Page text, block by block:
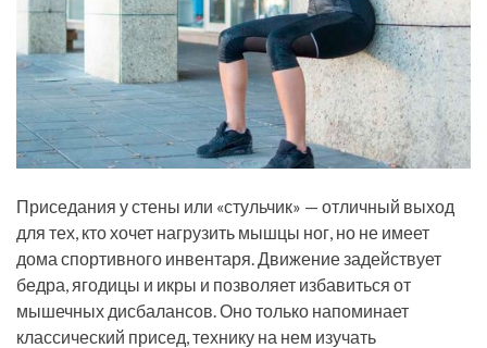
Приседания у стены или «стульчик» — отличный выход
для тех, кто хочет нагрузить мышцы ног, но не имеет
дома спортивного инвентаря. Движение задействует
бедра, ягодицы и икры и позволяет избавиться от
мышечных дисбалансов. Оно только напоминает
классический присед, технику на нем изучать